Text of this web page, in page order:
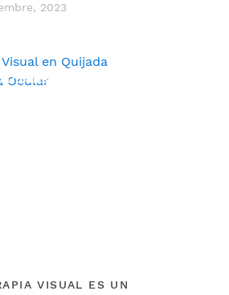
2023
VISUAL ES UN